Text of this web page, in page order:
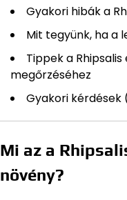
Gyakori hibák a
Mit tegyünk, ha a
Tippek a
megőrzéséhez
Gyakori kérdések
Mi az a
növény?